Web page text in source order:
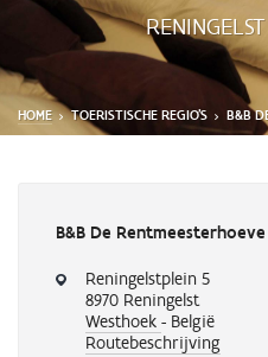
RENINGELST
HOME TOERISTISCHE REGIO'S B&B
B&B De Rentmeesterhoeve
knop
verwijdert
voegt
Reningelstplein 5
8970 Reningelst
Westhoek - België
Routebeschrijving